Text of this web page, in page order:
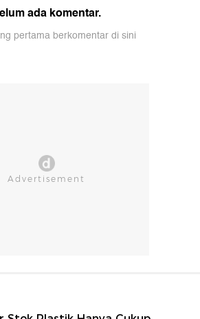
ada komentar.
pertama berkomentar di sini